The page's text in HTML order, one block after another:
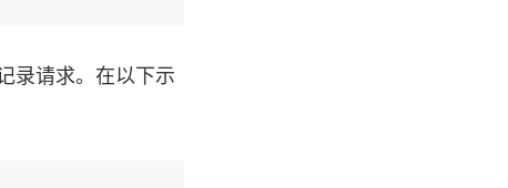
录请求。在以下示